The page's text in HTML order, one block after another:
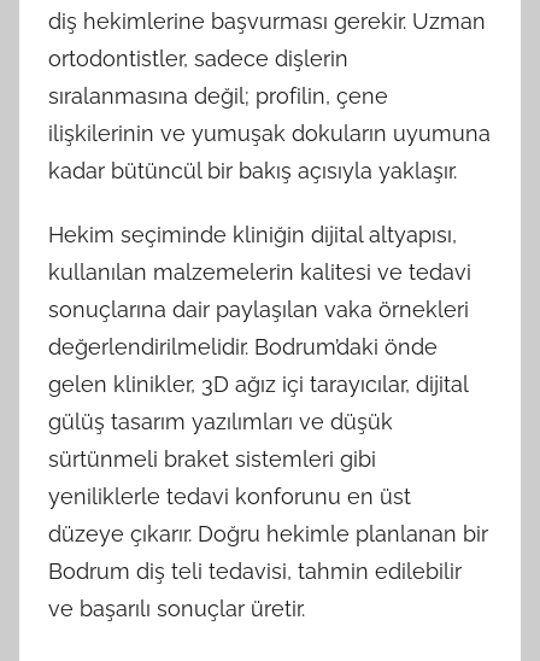
diş hekimlerine başvurması gerekir. Uzman
ortodontistler, sadece dişlerin
sıralanmasına değil; profilin, çene
ilişkilerinin ve yumuşak dokuların uyumuna
kadar bütüncül bir bakış açısıyla yaklaşır.
Hekim seçiminde kliniğin dijital altyapısı,
kullanılan malzemelerin kalitesi ve tedavi
sonuçlarına dair paylaşılan vaka örnekleri
değerlendirilmelidir. Bodrum’daki önde
gelen klinikler, 3D ağız içi tarayıcılar, dijital
gülüş tasarım yazılımları ve düşük
sürtünmeli braket sistemleri gibi
yeniliklerle tedavi konforunu en üst
düzeye çıkarır. Doğru hekimle planlanan bir
Bodrum diş teli tedavisi, tahmin edilebilir
ve başarılı sonuçlar üretir.